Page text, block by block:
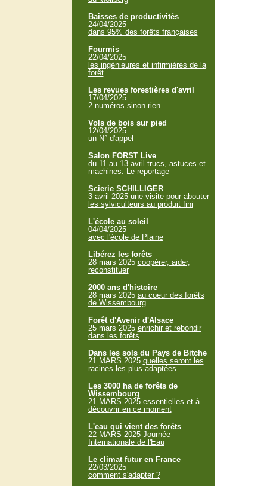
Baisses de productivités
24/04/2025
dans 95% des forêts françaises
Fourmis
22/04/2025
les ingénieures et infirmières de la
forêt
Les revues forestières d'avril
17/04/2025
2 numéros sinon rien
Vols de bois sur pied
12/04/2025
un N° d'appel
Salon FORST Live
du 11 au 13 avril trucs, astuces et
machines. Le reportage
Scierie SCHILLIGER
3 avril 2025 une visite pour abouter
les sylviculteurs au produit fini
L'école au soleil
04/04/2025
avec l'école de Plaine
Libérez les forêts
28 mars 2025 coopérer, aider,
reconstituer
2000 ans d'histoire
28 mars 2025 au coeur des forêts
de Wissembourg
Forêt d'Avenir d'Alsace
25 mars 2025 enrichir et rebondir
dans les forêts
Dans les sols du Pays de Bitche
21 MARS 2025 quelles seront les
racines les plus adaptées
Les 3000 ha de forêts de
Wissembourg
21 MARS 2025 essentielles et à
découvrir en ce moment
L'eau qui vient des forêts
22 MARS 2025 Journée
Internationale de l'Eau
Le climat futur en France
22/03/2025
comment s'adapter ?